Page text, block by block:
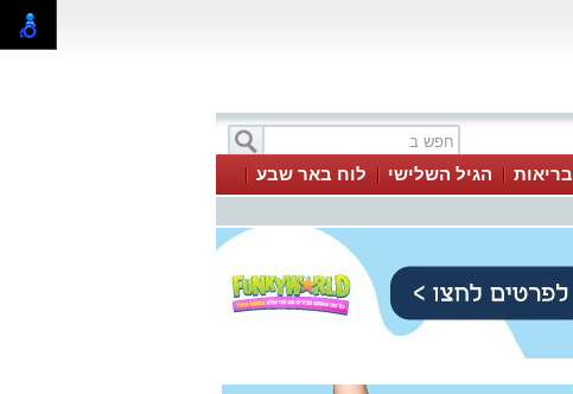
בריאות הגיל השלישי
לוח באר שבע